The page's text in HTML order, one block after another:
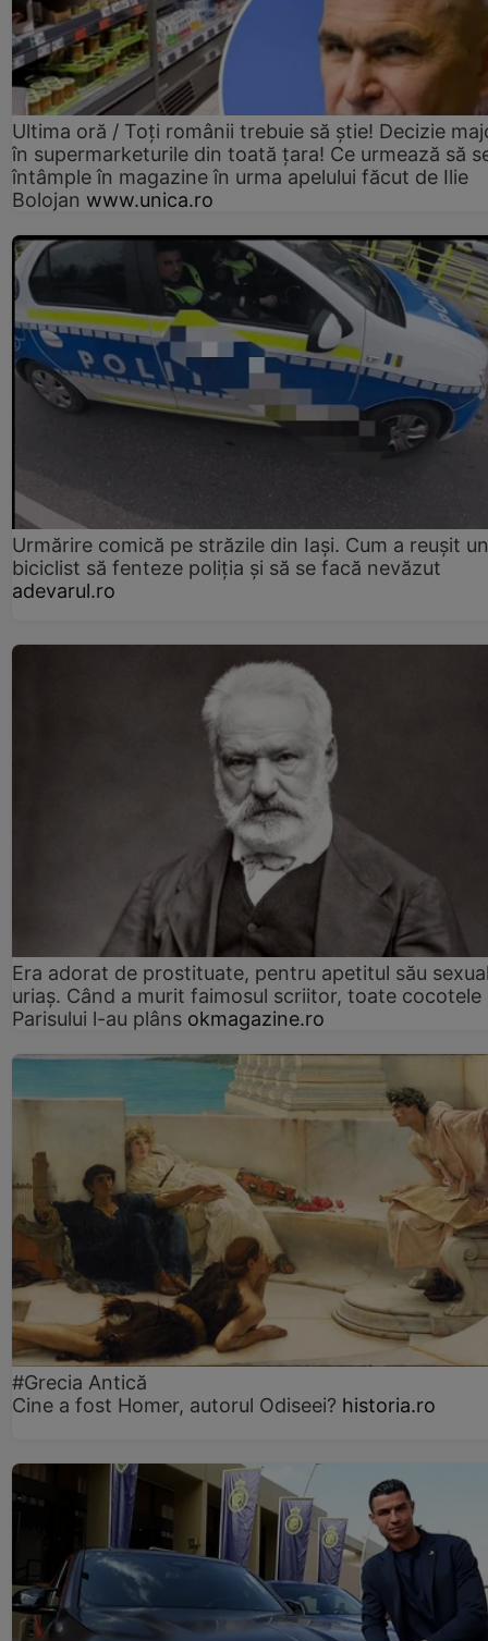
Ultima oră / Toți românii trebuie să știe! Decizie
în supermarketurile din toată țara! Ce urmează să
întâmple în magazine în urma apelului făcut de Ilie
Bolojan www.unica.ro
Urmărire comică pe străzile din Iași. Cum a reușit un
biciclist să fenteze poliția și să se facă nevăzut
adevarul.ro
Era adorat de prostituate, pentru apetitul său
uriaș. Când a murit faimosul scriitor, toate cocotele
Parisului l-au plâns okmagazine.ro
#Grecia Antică
Cine a fost Homer, autorul Odiseei? historia.ro